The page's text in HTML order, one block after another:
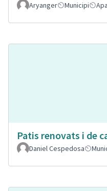
Aryanger Municipi
Patis renovats i de
Daniel Cespedosa